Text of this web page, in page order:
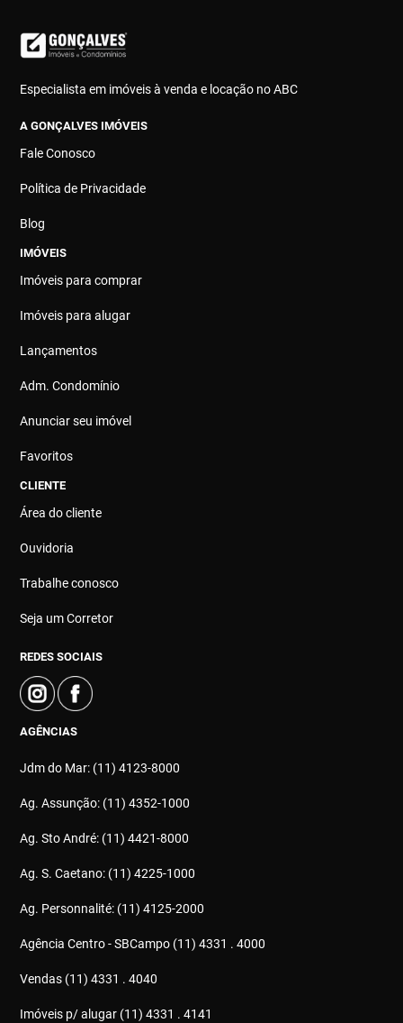
Especialista em imóveis à venda e locação no ABC
A GONÇALVES IMÓVEIS
Fale Conosco
Política de Privacidade
Blog
IMÓVEIS
Imóveis para comprar
Imóveis para alugar
Lançamentos
Adm. Condomínio
Anunciar seu imóvel
Favoritos
CLIENTE
Área do cliente
Ouvidoria
Trabalhe conosco
Seja um Corretor
REDES SOCIAIS
AGÊNCIAS
Jdm do Mar: (11) 4123-8000
Ag. Assunção: (11) 4352-1000
Ag. Sto André: (11) 4421-8000
Ag. S. Caetano: (11) 4225-1000
Ag. Personnalité: (11) 4125-2000
Agência Centro - SBCampo (11) 4331 . 4000
Vendas (11) 4331 . 4040
Imóveis p/ alugar (11) 4331 . 4141